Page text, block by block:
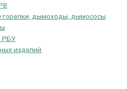
горелки, дымоходы, дымососы
РБУ
изделий